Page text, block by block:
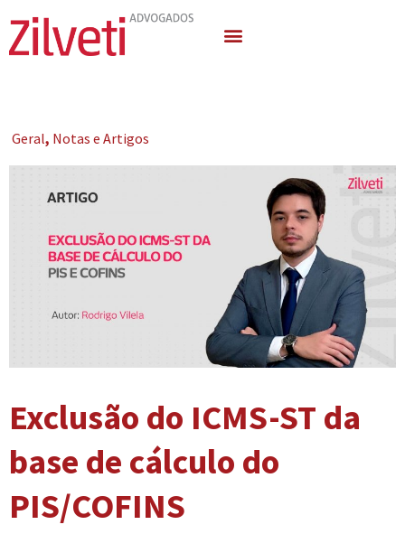
Geral, Notas e Artigos
Exclusão do ICMS-ST da
base de cálculo do
PIS/COFINS